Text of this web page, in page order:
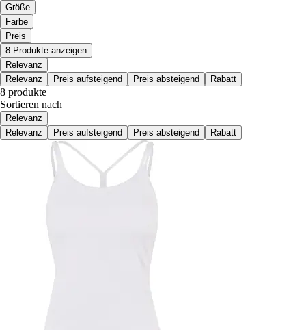
Größe
Farbe
Preis
8 Produkte anzeigen
Relevanz
Relevanz
Preis aufsteigend Preis absteigend Rabatt
8 produkte
Sortieren nach
Relevanz
Relevanz
Preis aufsteigend Preis absteigend Rabatt